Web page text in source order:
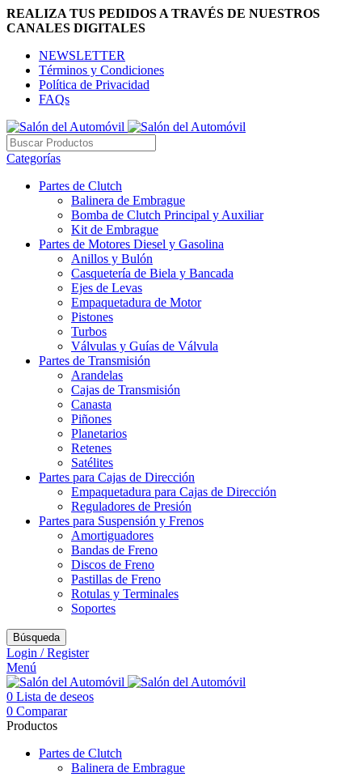
REALIZA TUS PEDIDOS A TRAVÉS DE NUESTROS
CANALES DIGITALES
NEWSLETTER
Términos y Condiciones
Política de Privacidad
FAQs
Categorías
Partes de Clutch
Balinera de Embrague
Bomba de Clutch Principal y Auxiliar
Kit de Embrague
Partes de Motores Diesel y Gasolina
Anillos y Bulón
Casquetería de Biela y Bancada
Ejes de Levas
Empaquetadura de Motor
Pistones
Turbos
Válvulas y Guías de Válvula
Partes de Transmisión
Arandelas
Cajas de Transmisión
Canasta
Piñones
Planetarios
Retenes
Satélites
Partes para Cajas de Dirección
Empaquetadura para Cajas de Dirección
Reguladores de Presión
Partes para Suspensión y Frenos
Amortiguadores
Bandas de Freno
Discos de Freno
Pastillas de Freno
Rotulas y Terminales
Soportes
Búsqueda
Login / Register
Menú
0 Lista de deseos
0 Comparar
Productos
Partes de Clutch
Balinera de Embrague